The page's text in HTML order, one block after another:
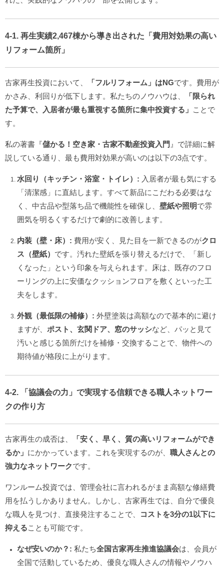
4-1. 再生実績2,467棟から導き出された「費用対効果の高い
リフォーム箇所」
古家再生投資において、 「フルリフォーム」はNGです。費用が
かさみ、利回りが低下します。私たちのノウハウは、
「限られ
た予算で、入居者が最も重視する箇所に集中投資する」 ことで
す。
私の著書『儲かる！空き家・古家不動産投資入門 』で詳細に解
説している通り、最も費用対効果が高いのは以下の3点です。
水回り（キッチン・浴室・トイレ）: 入居者が最も気にする
「清潔感」に直結します。すべて新品にこだわる必要はな
く、中古品や型落ち品で機能性を確保し、 壁紙や照明で雰
囲気を明るくするだけで劇的に改善します。
内装（壁・床）: 費用が安く、見た目を一新できるのがクロ
ス（壁紙） です。汚れた壁紙を張り替えるだけで、「新し
くなった」という印象を与えられます。床は、既存のフロ
ーリングの上に安価なクッションフロアを敷くといった工
夫をします。
外観（最低限の補修）: 外壁塗装は高額なので基本的に避け
ますが、 ポスト、玄関ドア、窓のサッシなど、パッと見て
汚いと感じる箇所だけを補修・交換することで、物件への
期待値が格段に上がります。
4-2. 「協議会の力」で実現する信頼できる職人ネットワー
クの作り方
古家再生の成否は、
「安く、早く、質の高いリフォームができ
るか」 にかかっています。これを実現するのが、 職人さんとの
強力なネットワークです。
ワンルーム投資では、管理会社に言われるがまま高額な修繕費
用を払うしかありません。しかし、古家再生では、自分で優良
な職人を見つけ、直接発注することで、
コストを3分の1以下に
抑えることも可能です。
なぜ安いのか？: 私たち全国古家再生推進協議会は、会員が
全国で活動しているため、優良な職人さんの情報やノウハ